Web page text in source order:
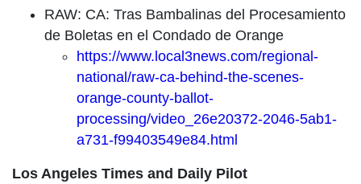
RAW: CA: Tras Bambalinas del Procesamiento
de Boletas en el Condado de Orange
https://www.local3news.com/regional-
national/raw-ca-behind-the-scenes-
orange-county-ballot-
processing/video_26e20372-2046-5ab1-
a731-f99403549e84.html
Los Angeles Times and Daily Pilot